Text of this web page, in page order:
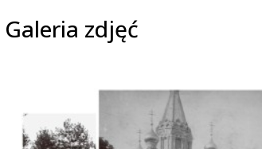
Galeria zdjęć